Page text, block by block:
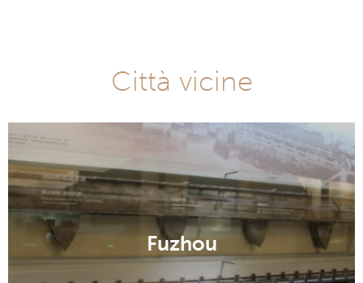
Città vicine
Fuzhou